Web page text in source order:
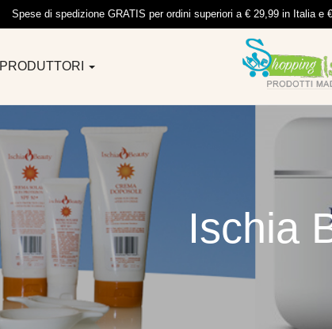
Spese di spedizione GRATIS per ordini superiori a € 29,99 in Italia
PRODUTTORI
Ischia